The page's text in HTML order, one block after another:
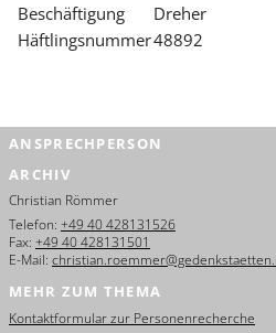
SERVICE
Français
Dansk
Beschäftigung
Dreher
Häftlingsnummer48892
ANSPRECHPERSON
ARCHIV
Christian Römmer
Telefon: +49 40 428131526
Fax: +49 40 428131501
E-Mail:
MEHR ZUM THEMA
Kontaktformular zur Personenrecherche